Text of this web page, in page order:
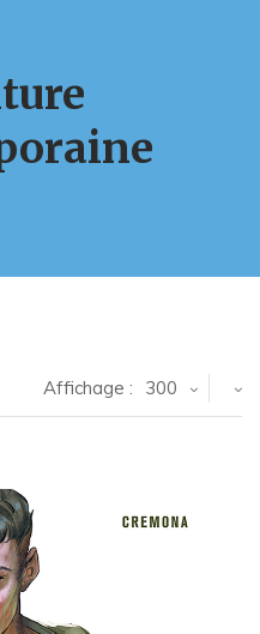
Affichage : 300